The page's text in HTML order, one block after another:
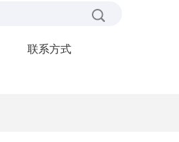
联系方式